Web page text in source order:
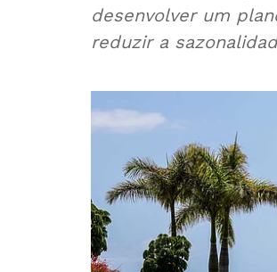
desenvolver um plano
reduzir a